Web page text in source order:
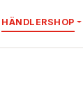
HÄNDLERSHOP